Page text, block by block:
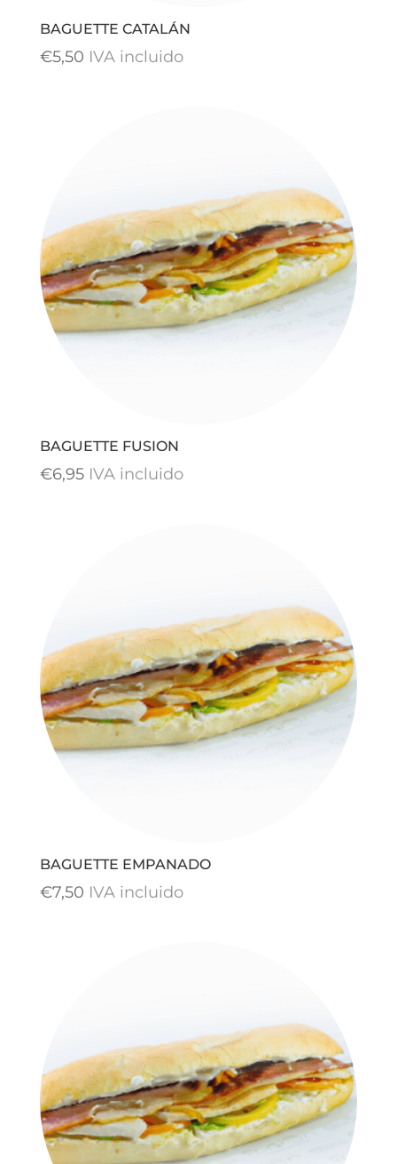
BAGUETTE CATALÁN
€5,50 IVA incluido
BAGUETTE FUSION
€6,95 IVA incluido
BAGUETTE EMPANADO
€7,50 IVA incluido